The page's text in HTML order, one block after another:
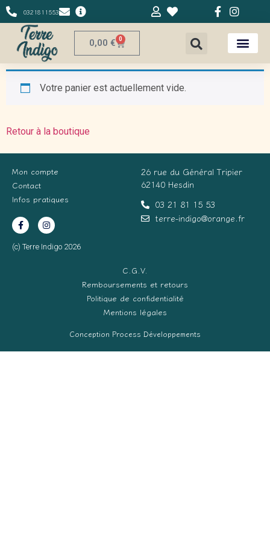
0321811553
0,00 € 0
Votre panier est actuellement vide.
Retour à la boutique
Mon compte
Contact
Infos pratiques
(c) Terre Indigo 2026
26 rue du Général Tripier
62140 Hesdin
03 21 81 15 53
terre-indigo@orange.fr
C.G.V.
Remboursements et retours
Politique de confidentialité
Mentions légales
Conception Process Développements